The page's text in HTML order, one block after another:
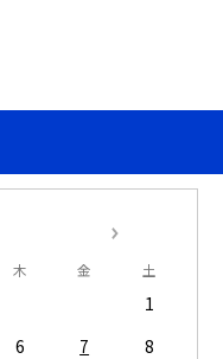
木 金 土
1
6 7
8